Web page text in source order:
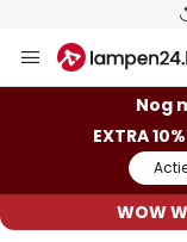
naar
Nog
EXTRA
WOW